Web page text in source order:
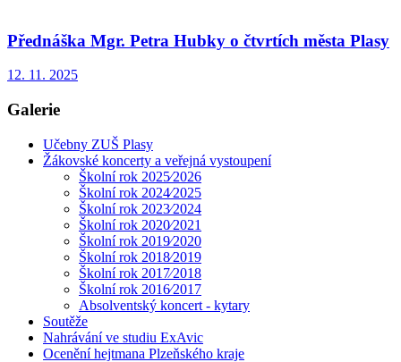
Přednáška Mgr. Petra Hubky o čtvrtích města Plasy
12. 11. 2025
Galerie
Učebny ZUŠ Plasy
Žákovské koncerty a veřejná vystoupení
Školní rok 2025⁄2026
Školní rok 2024⁄2025
Školní rok 2023⁄2024
Školní rok 2020⁄2021
Školní rok 2019⁄2020
Školní rok 2018⁄2019
Školní rok 2017⁄2018
Školní rok 2016⁄2017
Absolventský koncert - kytary
Soutěže
Nahrávání ve studiu ExAvic
Ocenění hejtmana Plzeňského kraje